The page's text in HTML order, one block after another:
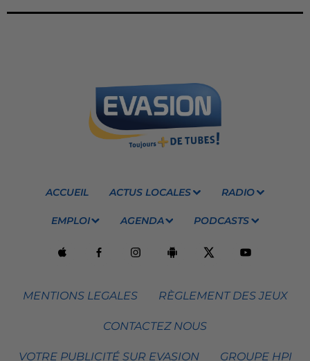
ACCUEIL ACTUS LOCALES RADIO
EMPLOI AGENDA PODCASTS
MENTIONS LEGALES RÈGLEMENT DES JEUX
CONTACTEZ NOUS
VOTRE PUBLICITÉ SUR EVASION GROUPE HPI